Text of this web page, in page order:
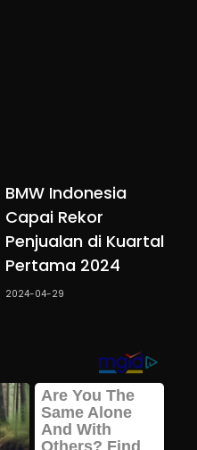
BMW Indonesia
Capai Rekor
Penjualan di Kuartal
Pertama 2024
2024-04-29